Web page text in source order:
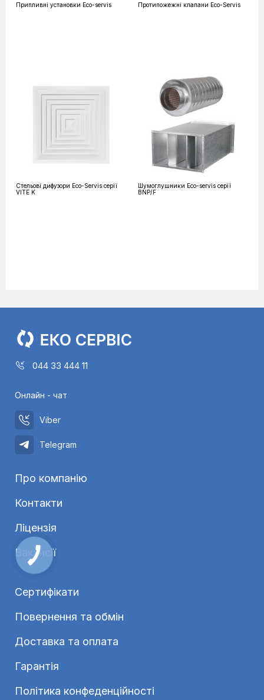
Припливні установки Eco-servis Протипожежні клапани Eco-Servis
Стельові дифузори Eco-Servis серії
VITE K
Шумоглушники Eco-servis серії
BNP/F
044 33 444 11
Онлайн - чат
Viber
Telegram
Про компанію
Контакти
Ліцензія
Вакансії
Сертифікати
Повернення та обмін
Доставка та оплата
Гарантія
Політика конфеденційності